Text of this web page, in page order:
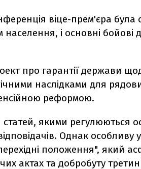
віце-прем'єра
і основні бойові
про гарантії держави
наслідками для
реформою.
якими регулюються
Однак особливу
положення", який
актах та добробуту